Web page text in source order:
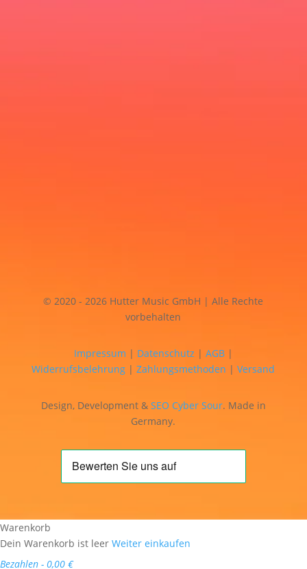
© 2020 - 2026 Hutter Music GmbH | Alle Rechte
vorbehalten
Impressum | Datenschutz | AGB|
Widerrufsbelehrung |Zahlungsmethoden |Versand
Design, Development & SEO Cyber Sour. Made in
Germany.
Warenkorb
Dein Warenkorb ist leer Weiter einkaufen
Bezahlen - 0,00 €